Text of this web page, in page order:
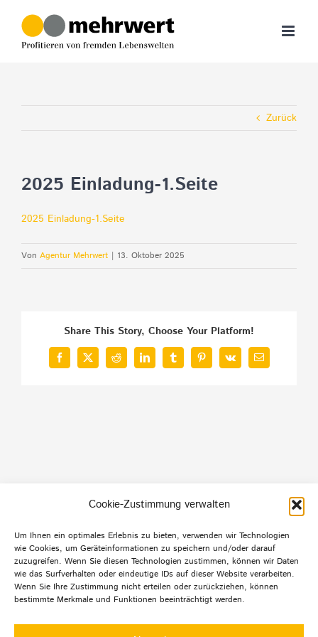
Cookie-Zustimmung verwalten
Um Ihnen ein optimales Erlebnis zu bieten, verwenden wir Technologien
wie Cookies, um Geräteinformationen zu speichern und/oder darauf
zuzugreifen. Wenn Sie diesen Technologien zustimmen, können wir Daten
wie das Surfverhalten oder eindeutige IDs auf dieser Website verarbeiten.
Wenn Sie Ihre Zustimmung nicht erteilen oder zurückziehen, können
bestimmte Merkmale und Funktionen beeinträchtigt werden.
Inhalt
springen
Zurück
2025 Einladung-1.Seite
2025 Einladung-1.Seite
Von Agentur Mehrwert | 13. Oktober 2025
Share This Story, Choose Your Platform!
Facebook
X Reddit LinkedInTumblrPinterest
Vk
E-
Mail
Default Footer Text